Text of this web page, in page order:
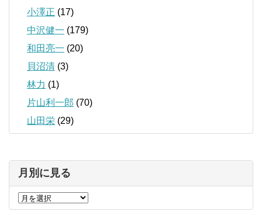
小澤正 (17)
中沢健一 (179)
和田亮一 (20)
貝沼清 (3)
林力 (1)
片山利一郎 (70)
山田栄 (29)
月別に見る